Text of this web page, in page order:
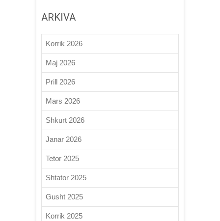
ARKIVA
Korrik 2026
Maj 2026
Prill 2026
Mars 2026
Shkurt 2026
Janar 2026
Tetor 2025
Shtator 2025
Gusht 2025
Korrik 2025